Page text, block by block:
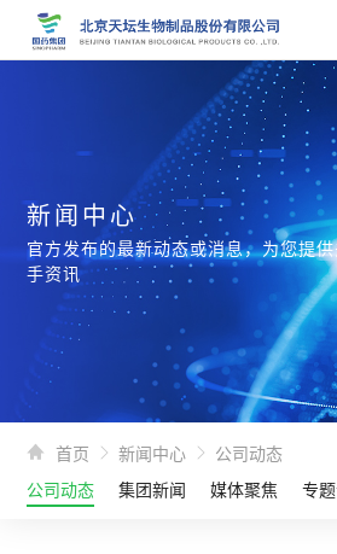
新闻中心
官方发布的最新动态或消息，为您提
手资讯
首页 新闻中心
公司动态
公司动态
集团新闻 媒体聚焦 专